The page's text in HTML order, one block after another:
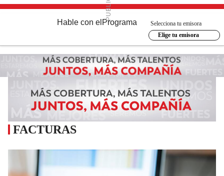
Hable con el Programa
Selecciona tu emisora
Elige tu emisora
FACTURAS